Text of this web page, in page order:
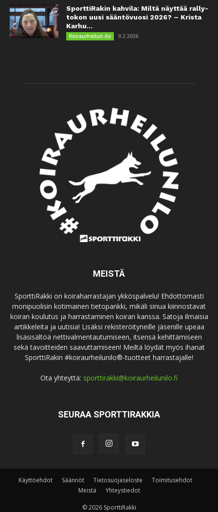
SporttiRakin kahvila: Miltä näyttää rally-
tokon uusi sääntövuosi 2026? – Krista
Karhu...
Koiraurheilun ilo 9.2.2026
MEISTÄ
SporttiRakki on koiraharrastajan ykköspalvelu! Ehdottomasti
monipuolisin kotimainen tietopankki, mikäli sinua kiinnostavat
koiran koulutus ja harrastaminen koiran kanssa. Satoja ilmaisia
artikkeleita ja uutisia! Lisäksi rekisteröityneille jäsenille upeaa
lisäsisältöä nettivalmentautumiseen, itsensä kehittämiseen
sekä tavoitteiden saavuttamiseen! Meiltä löydät myös ihanat
SporttiRakin #koiraurheilunilo®-tuotteet harrastajalle!
Ota yhteyttä: sporttirakki@koiraurheilunilo.fi
SEURAA SPORTTIRAKKIA
Käyttöehdot Säännöt Tietosuojaseloste
Toimitusehdot
Meistä
Yhteystiedot
© 2026 SporttiRakki